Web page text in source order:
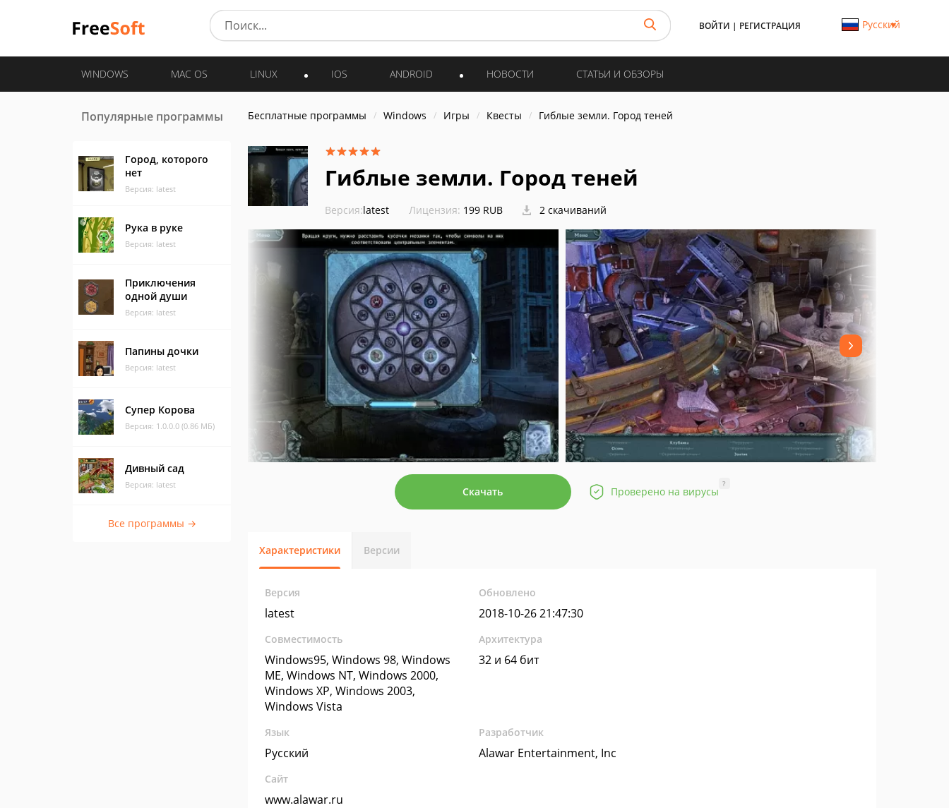
ВОЙТИ | РЕГИСТРАЦИЯ Русский
WINDOWS MAC OS LINUX IOS ANDROID НОВОСТИ СТАТЬИ И ОБЗОРЫ
Популярные программы
Город, которого
нет
Версия: latest
Рука в руке
Версия: latest
Приключения
одной души
Версия: latest
Папины дочки
Версия: latest
Супер Корова
Версия: 1.0.0.0 (0.86 МБ)
Дивный сад
Версия: latest
Все программы →
Бесплатные программы Windows Игры Квесты Гиблые земли. Город теней
Гиблые земли. Город теней
Версия:latest Лицензия: 199 RUB 2 скачиваний
Скачать Проверено на вирусы
?
Характеристики Версии
Версия
latest
Обновлено
2018-10-26 21:47:30
Совместимость
Windows95, Windows 98, Windows
ME, Windows NT, Windows 2000,
Windows XP, Windows 2003,
Windows Vista
Архитектура
32 и 64 бит
Язык
Русский
Разработчик
Alawar Entertainment, Inc
Сайт
www.alawar.ru